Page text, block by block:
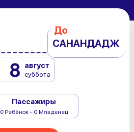
До
САНАНДАДЖ
8 август
суббота
Пассажиры
0 Ребёнок - 0 Младенец